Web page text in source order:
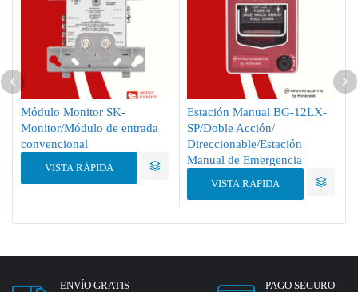
Módulo Monitor SK-
Monitor/Módulo de entrada
convencional
VISTA RÁPIDA
Estación Manual BG-12LX-
SP/Doble Acción/
Direccionable/Estación
Manual de Emergencia
VISTA RÁPIDA
ENVÍO GRATIS
PAGO SEGURO